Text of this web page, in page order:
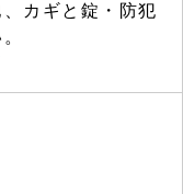
カギと錠・防犯